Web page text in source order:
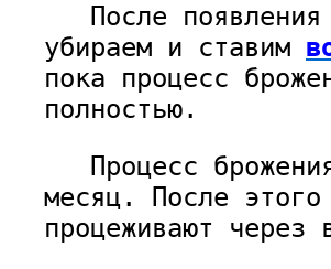
После появления
убираем и ставим
пока процесс
полностью.
Процесс
месяц. После этого
процеживают